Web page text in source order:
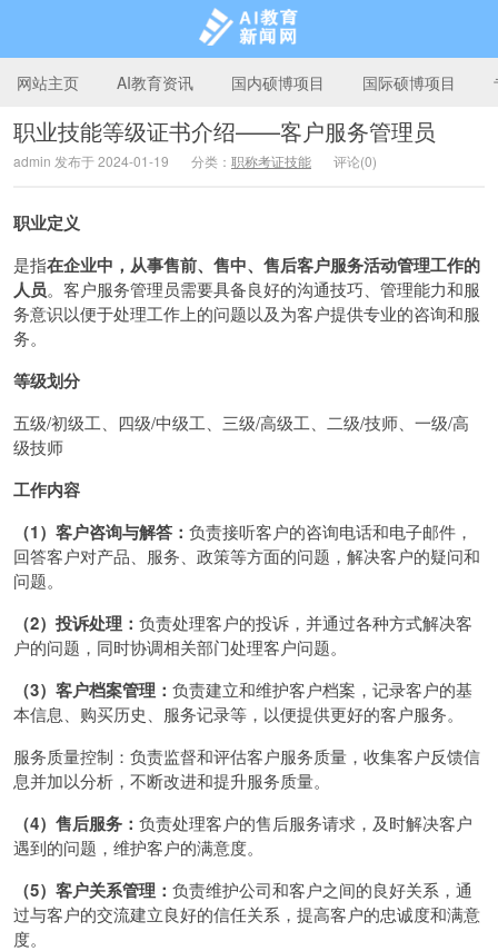
AI教育新闻网
网站主页 AI教育资讯 国内硕博项目 国际硕博项目
职业技能等级证书介绍——客户服务管理员
admin 发布于 2024-01-19 分类： 职称考证技能 评论(0)
职业定义
是指在企业中，从事售前、售中、售后客户服务活动管理工作的
人员。客户服务管理员需要具备良好的沟通技巧、管理能力和服
务意识以便于处理工作上的问题以及为客户提供专业的咨询和服
务。
等级划分
五级/初级工、四级/中级工、三级/高级工、二级/技师、一级/高
级技师
工作内容
（1）客户咨询与解答： 负责接听客户的咨询电话和电子邮件，
回答客户对产品、服务、政策等方面的问题，解决客户的疑问和
问题。
（2）投诉处理： 负责处理客户的投诉，并通过各种方式解决客
户的问题，同时协调相关部门处理客户问题。
（3）客户档案管理： 负责建立和维护客户档案，记录客户的基
本信息、购买历史、服务记录等，以便提供更好的客户服务。
服务质量控制：负责监督和评估客户服务质量，收集客户反馈信
息并加以分析，不断改进和提升服务质量。
（4）售后服务： 负责处理客户的售后服务请求，及时解决客户
遇到的问题，维护客户的满意度。
（5）客户关系管理： 负责维护公司和客户之间的良好关系，通
过与客户的交流建立良好的信任关系，提高客户的忠诚度和满意
度。